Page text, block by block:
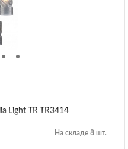
Light TR TR3414
На складе 8 шт.